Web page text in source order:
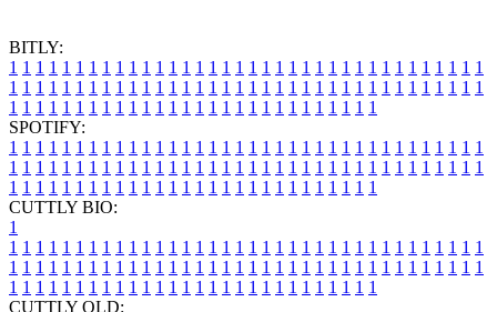
BITLY:
1 1 1 1 1 1 1 1 1 1 1 1 1 1 1 1 1 1 1 1 1 1 1 1 1 1 1 1 1 1 1 1 1 1 1 1
1 1 1 1 1 1 1 1 1 1 1 1 1 1 1 1 1 1 1 1 1 1 1 1 1 1 1 1 1 1 1 1 1 1 1 1
1 1 1 1 1 1 1 1 1 1 1 1 1 1 1 1 1 1 1 1 1 1 1 1 1 1 1 1
SPOTIFY:
1 1 1 1 1 1 1 1 1 1 1 1 1 1 1 1 1 1 1 1 1 1 1 1 1 1 1 1 1 1 1 1 1 1 1 1
1 1 1 1 1 1 1 1 1 1 1 1 1 1 1 1 1 1 1 1 1 1 1 1 1 1 1 1 1 1 1 1 1 1 1 1
1 1 1 1 1 1 1 1 1 1 1 1 1 1 1 1 1 1 1 1 1 1 1 1 1 1 1 1
CUTTLY BIO:
1
1 1 1 1 1 1 1 1 1 1 1 1 1 1 1 1 1 1 1 1 1 1 1 1 1 1 1 1 1 1 1 1 1 1 1 1
1 1 1 1 1 1 1 1 1 1 1 1 1 1 1 1 1 1 1 1 1 1 1 1 1 1 1 1 1 1 1 1 1 1 1 1
1 1 1 1 1 1 1 1 1 1 1 1 1 1 1 1 1 1 1 1 1 1 1 1 1 1 1 1
CUTTLY OLD: